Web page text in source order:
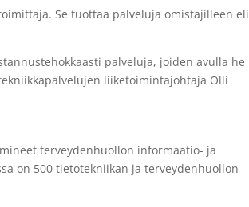
Se tuottaa palveluja omistajilleen eli
palveluja, joiden avulla he
liiketoimintajohtaja Olli
terveydenhuollon informaatio- ja
on 500 tietotekniikan ja terveydenhuollon